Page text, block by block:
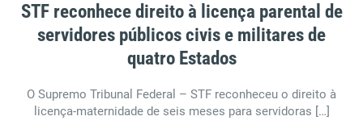
STF reconhece direito à licença parental de
servidores públicos civis e militares de
quatro Estados
O Supremo Tribunal Federal – STF reconheceu o direito à
licença-maternidade de seis meses para servidoras […]